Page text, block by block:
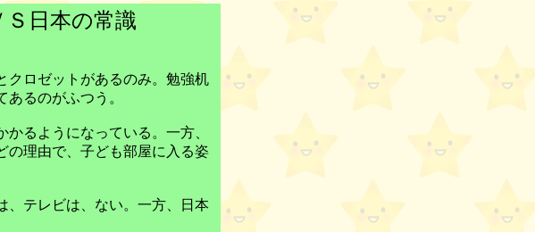
日本の常識
ロゼットがあるのみ。勉強机
るのがふつう。
るようになっている。一方、
の理由で、子ども部屋に入る姿
テレビは、ない。一方、日本